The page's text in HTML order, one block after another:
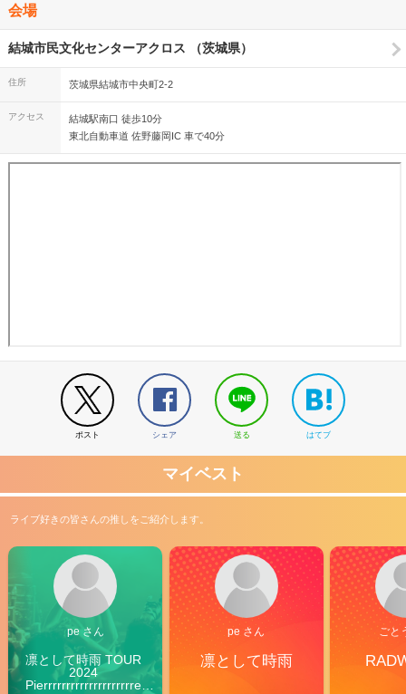
会場
結城市民文化センターアクロス （茨城県）
住所 茨城県結城市中央町2-2
アクセス
結城駅南口 徒歩10分
東北自動車道 佐野藤岡IC 車で40分
ポスト シェア 送る はてブ
マイベスト
ライブ好きの皆さんの推しをご紹介します。
pe さん
凛として時雨 TOUR
2024
Pierrrrrrrrrrrrrrrrrrrre
pe さん
凛として時雨
ごと